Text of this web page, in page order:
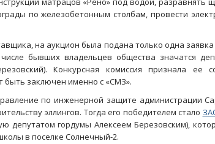
по железобетонным столбам, провести
на аукцион была подана только одна
бывших владельцев общества значатся
Конкурсная комиссия признала ее
быть заключен именно с «СМЗ».
по инженерной защите администрации
эллингов. Тогда его победителем стало
депутатом гордумы Алексеем Березовским),
в поселке Солнечный-2.